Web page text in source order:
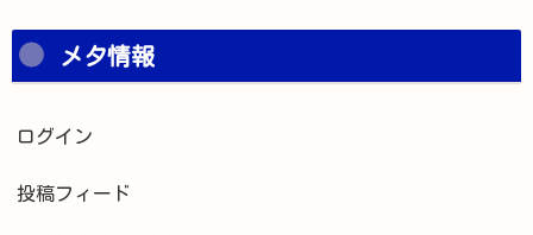
メタ情報
ログイン
投稿フィード